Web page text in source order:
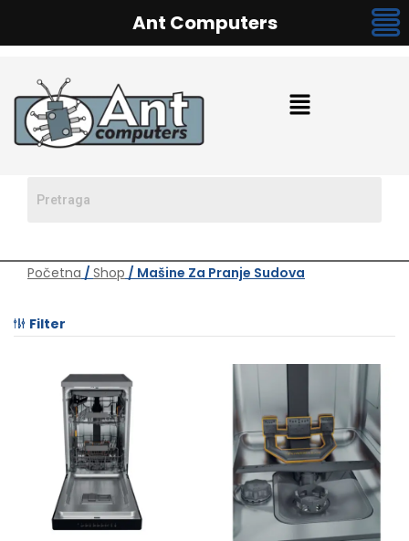
Početna / Shop / Mašine Za Pranje Sudova
Filter
Ant Computers